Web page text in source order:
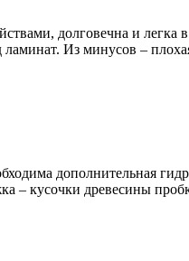
долговечна и легка
Из минусов –
дополнительная
– кусочки древесины